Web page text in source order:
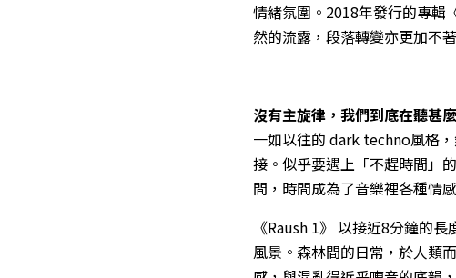
情緒氛圍。2018年發行的專輯
然的流露，段落轉變亦更加不
沒有主旋律，我們到底在聽甚麼
一如以往的 dark techno風格
接。似乎要遇上「不趕時間」
間，時間成為了音樂裡各種情
《Raush 1》 以接近8分鐘的
風景。森林間的日常，於人類